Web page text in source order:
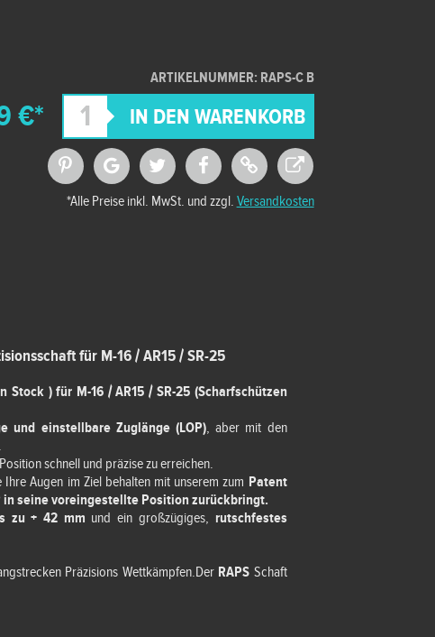
ARTIKELNUMMER: RAPS-C B
€*
*Alle Preise inkl. MwSt. und zzgl. Versandkosten
für M-16 / AR15 / SR-25
) für M-16 / AR15 / SR-25 (Scharfschützen
und einstellbare Zuglänge (LOP), aber mit den
schnell und präzise zu erreichen.
Ihre Augen im Ziel behalten mit unserem zum Patent
in seine voreingestellte Position zurückbringt.
zu + 42 mm und ein großzügiges, rutschfestes
Präzisions Wettkämpfen.DerRAPS Schaft